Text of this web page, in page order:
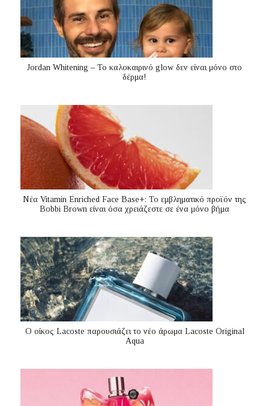
Jordan Whitening – Το καλοκαιρινό glow δεν είναι μόνο στο
δέρμα!
Nέα Vitamin Enriched Face Base+: Το εμβληματικό προϊόν της
Bobbi Brown είναι όσα χρειάζεστε σε ένα μόνο βήμα
Ο οίκος Lacoste παρουσιάζει το νέο άρωμα Lacoste Original
Aqua